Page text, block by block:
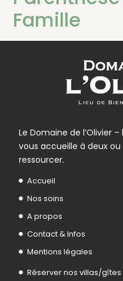
Famille
Le Domaine de l’Olivier
vous accueille à deux
ressourcer.
Accueil
Nos soins
A propos
Contact & Infos
Mentions légales
Réserver nos villas/gîtes